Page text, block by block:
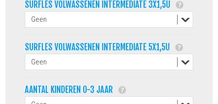
SURFLES VOLWASSENEN INTERMEDIATE 3X1,5U
SURFLES VOLWASSENEN INTERMEDIATE 5X1,5U
AANTAL KINDEREN 0-3 JAAR